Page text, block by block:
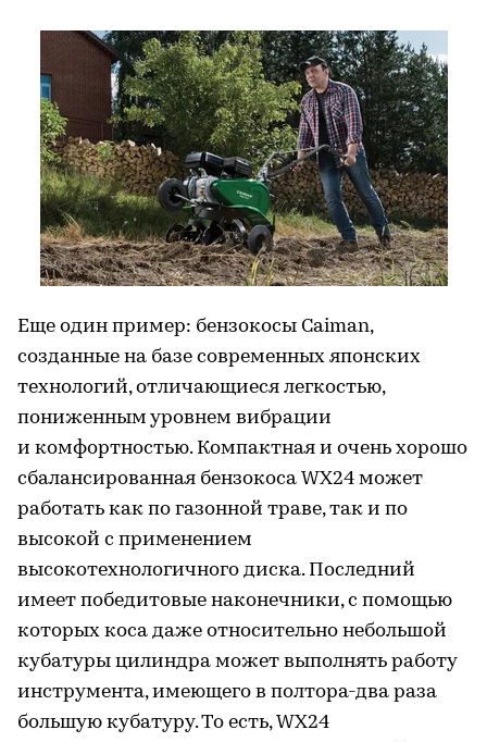
Еще один пример: бензокосы Caiman,
созданные на базе современных японских
технологий, отличающиеся легкостью,
пониженным уровнем вибрации
и комфортностью. Компактная и очень хорошо
сбалансированная бензокоса WХ24 может
работать как по газонной траве, так и по
высокой с применением
высокотехнологичного диска. Последний
имеет победитовые наконечники, с помощью
которых коса даже относительно небольшой
кубатуры цилиндра может выполнять работу
инструмента, имеющего в полтора-два раза
большую кубатуру. То есть, WХ24